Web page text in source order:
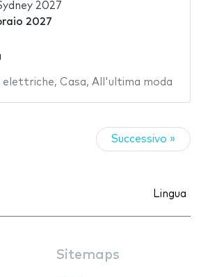
2027
2027
elettriche, Casa, All'ultima moda
Successivo »
Lingua
Sitemaps